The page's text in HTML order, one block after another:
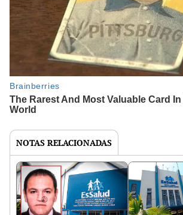
NOTAS RELACIONADAS